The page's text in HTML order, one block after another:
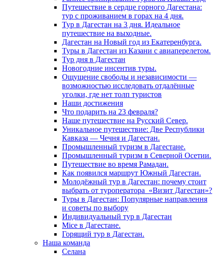
Путешествие в сердце горного Дагестана:
тур с проживанием в горах на 4 дня.
Тур в Дагестан на 3 дня. Идеальное
путешествие на выходные.
Дагестан на Новый год из Екатеренбурга.
Туры в Дагестан из Казани с авиаперелетом.
Тур дня в Дагестан
Новогодние инсентив туры.
Ощущение свободы и независимости —
возможностью исследовать отдалённые
уголки, где нет толп туристов
Наши достижения
Что подарить на 23 февраля?
Наше путешествие на Русский Север.
Уникальное путешествие: Две Республики
Кавказа — Чечня и Дагестан.
Промышленный туризм в Дагестане.
Промышленный туризм в Северной Осетии.
Путешествие во время Рамадан.
Как появился маршрут Южный Дагестан.
Молодёжный тур в Дагестан: почему стоит
выбрать от туроператора «Визит Дагестан»?
Туры в Дагестан: Популярные направлення
и советы по выбору
Индивидуальный тур в Дагестан
Mice в Дагестане.
Горящий тур в Дагестан.
Наша команда
Селана